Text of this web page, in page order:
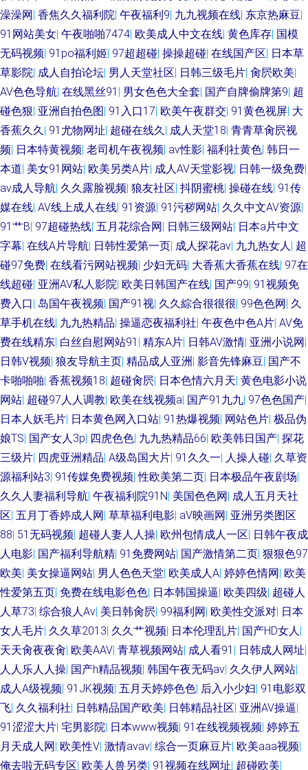
影音先锋青青草 豆花tv网站多少 国产夫妻露脸 三级三级AV导航 日本黄网在
线 AV福利地址 91网站在线观看 97精品在线 欧美性稚6一4 日韩黄色免费网
91桃色视屏 伪娘高潮丝足小说 日韩avcom 99国产丝袜足交 综合国产成人在
线 亚洲成人黄页 老司机成人福利 97精品影视
澡澡网| 香焦久久福利院| 午夜福利9| 九九视频在线| 东京热麻豆|
91网站美女| 午夜啪啪7474| 欧美成人中文在线| 黄色库存| 国模
无码视频| 91po福利姬| 97超超碰| 操操超碰| 在线国产区| 日本草
草影院| 成人自拍论坛| 男人天堂社区| 日韩三级毛片| 肏屄欧美|
AV色色导航| 在线黑丝91 | 男女色色大全套| 国产自牌偷牌第9| 超
碰色狠| 亚洲自拍色图| 91入口17| 欧美午夜群交| 91黄色视屏| 大
香蕉久久| 91尤物网址| 超碰在线久| 成人天堂18| 青青草肏屄视
频| 日本特黄视频| 老司机午夜视频| av性影| 福利社黄色| 韩日一
本道| 美女91网站| 欧美另类A片| 成人AV天堂影视| 日韩一级免费|
av成人导航| 久久露脸视频| 狼友社区| 抖阴蜜桃| 操碰在线| 91传
媒在线| AV线上成人在线| 91资源| 91污秽网站| 久久中文AV资源|
91艹B| 97超碰热线| 五月花综合网| 日韩三级网站| 日本a片中文
字幕| 在线A片导航| 日韩性爱第一页| 成人探花av| 九九热女人| 超
碰97免费| 在线看污网站视频| 少妇无码| 大香蕉大香蕉在线| 97在
线超碰| 亚洲AV私人影院| 欧美日韩国产在线| 国产99| 91视频免
费入口| 岛国午夜视频| 国产91视| 久久綜合很很很| 99色色网| 久
草手机在线| 九九热精品| 操逼恋夜福利社| 午夜色中色A片| AV免
费在线精东| 白丝自慰网站91 | 精东A片| 日韩AV激情| 亚洲小说网|
日韩V视频| 狼友导航主页| 精品成人亚洲 | 影音先锋麻豆| 国产不
卡啪啪啪| 香蕉视频18| 超碰肏屄| 日本色情六月天| 黄色电影小说
网站| 超碰97人人调教| 欧美在线视频a| 国产91九九| 97色色国产|
日本人妖毛片| 日本黄色网入口站| 91热爆视频| 网站色片| 极品伪
娘TS| 国产女人3p| 四虎色色| 九九热精品66| 欧美韩日国产| 探花
三级片| 四虎亚洲精品| A级岛国大片| 91久久一| 人操人碰| 久草资
源福利站3| 91传媒免费视频|性欧美第二页| 日本极品午夜剧场|
久久人妻福利导航| 午夜福利院91N| 美国色色网| 成人五月天社
区| 五月丁香婷成人网| 草草福利电影| aV映画网| 亚洲另类图区
88| 51无码视频| 超碰人妻人人操| 欧州包情成人一区| 日韩午夜成
人电影| 国产福利导航精| 91免费网站| 国产激情第二页| 狠狠色97
欧美| 美女操逼网站| 男人色色天堂| 欧美成人A| 婷婷色情网| 欧美
性爱第五页| 免费在线电影色色| 日本韩国操逼| 欧美四级| 超碰人
人草73| 综合狼人Av| 美日韩肏屄| 99福利网| 欧美性交派对| 日本
女人毛片| 久久草2013| 久久艹视频| 日本伦理乱片| 国产HD女人|
天天肏夜夜肏| 欧美AAV| 青草视频网站| 成人看91 | 日韩成人网址|
人人乐人人操| 国产h精品视频| 韩国午夜无码av| 久久伊人网站|
成人A级视频| 91JK视频| 五月天婷婷色色| 后入小少妇| 91电影双
飞| 久久福利社| 日韩精品国产欧美| 日韩精品社区| 亚洲AV操逼|
91涩涩大片| 宅男影院| 日本www视频| 91在线视频视频| 婷婷五
月天成人网| 欧美性V| 激情avav| 综合一页麻豆片| 欧美aaa视频|
俺去啦无码专区| 欧美人兽另类| 91视频在线网址| 超碰欧美|